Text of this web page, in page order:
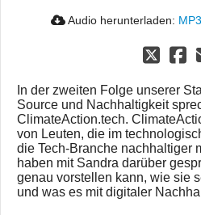
Audio herunterladen: MP3
In der zweiten Folge unserer
Source und Nachhaltigkeit
ClimateAction.tech.
von Leuten, die im
die Tech-Branche nachhaltiger
haben mit Sandra darüber
genau vorstellen kann, wie sie
und was es mit digitaler